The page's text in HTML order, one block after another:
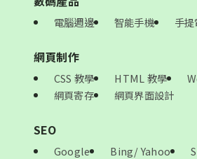
電腦週邊 智能手機 手
網頁制作
CSS 教學 HTML 教學
網頁寄存
網頁界面設計
SEO
Google Bing/ Yahoo